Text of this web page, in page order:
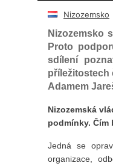
Nizozemsko
Nizozemsko
Proto
sdílení
příležitostech
Adamem
Nizozemská
podmínky.
Jedná se
organizace,